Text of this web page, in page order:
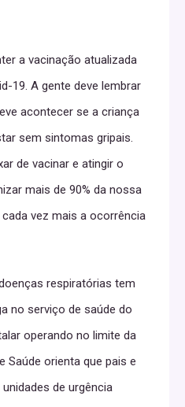
a vacinação atualizada
19. A gente deve lembrar
acontecer se a criança
sem sintomas gripais.
de vacinar e atingir o
mais de 90% da nossa
vez mais a ocorrência
respiratórias tem
no serviço de saúde do
operando no limite da
Saúde orienta que pais e
de urgência